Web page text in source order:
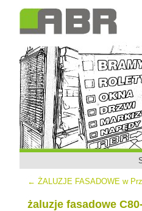
← ŻALUZJE FASADOWE w
żaluzje fasadowe